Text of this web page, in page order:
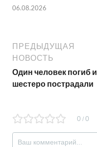
06.08.2026
ПРЕДЫДУЩАЯ
НОВОСТЬ
Один человек погиб и
шестеро пострадали
0 / 0